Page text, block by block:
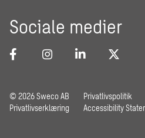
Sociale medier
© 2026 Sweco AB Privatlivspolitik
Privatlivserklæring
Accessibility